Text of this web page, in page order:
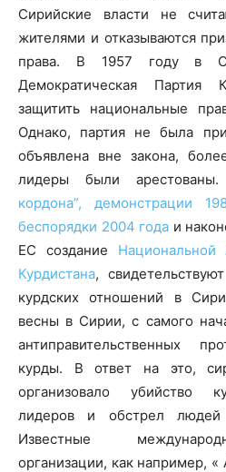
Сирийские власти не
жителями и отказываются
права. В 1957 году в
Демократическая Партия
защитить национальные
Однако, партия не была
объявлена вне закона,
лидеры были арестованы.
кордона”, демонстрации
беспорядки 2004 года и
ЕС создание Национальной
Курдистана,
курдских отношений в
весны в Сирии, с самого
антиправительственных
курды. В ответ на это,
организовало убийство
лидеров и обстрел
Известные
организации, как например,